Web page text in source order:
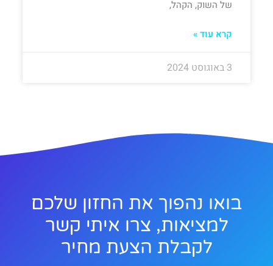
של השוק, הקהל,
קרא עוד »
3 באוגוסט 2024
בואו נהפוך את החזון שלכם
למציאות, צרו איתי קשר
לקבלת הצעת מחיר